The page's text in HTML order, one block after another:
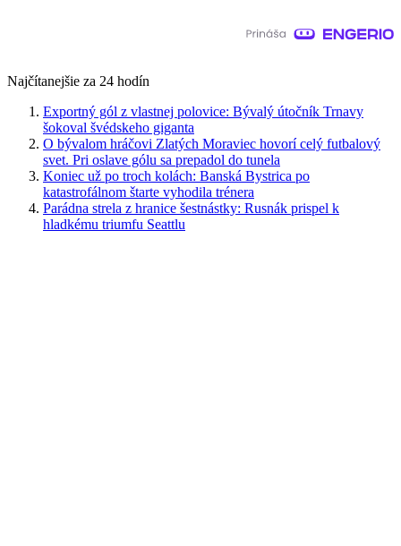
Najčítanejšie za 24 hodín
Exportný gól z vlastnej polovice: Bývalý útočník Trnavy
šokoval švédskeho giganta
O bývalom hráčovi Zlatých Moraviec hovorí celý futbalový
svet. Pri oslave gólu sa prepadol do tunela
Koniec už po troch kolách: Banská Bystrica po
katastrofálnom štarte vyhodila trénera
Parádna strela z hranice šestnástky: Rusnák prispel k
hladkému triumfu Seattlu